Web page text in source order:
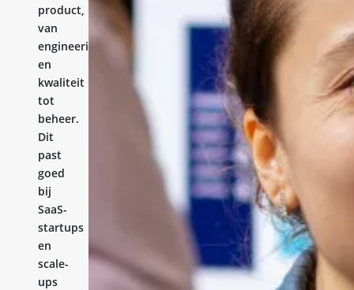
product,
van
engineering
en
kwaliteit
tot
beheer.
Dit
past
goed
bij
SaaS-
startups
en
scale-
ups